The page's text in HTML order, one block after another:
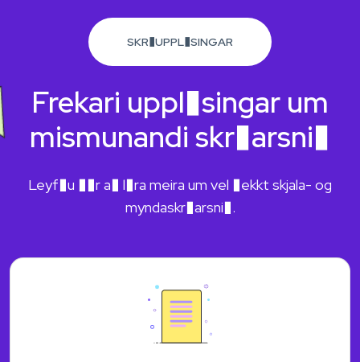
SKR�UPPL�SINGAR
Frekari uppl�singar um
mismunandi skr�arsni�
Leyf�u ��r a� l�ra meira um vel �ekkt skjala- og
myndaskr�arsni�.